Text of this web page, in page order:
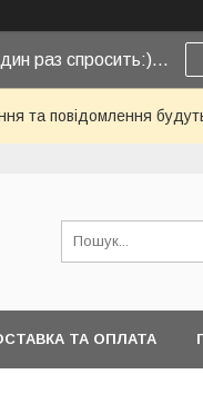
раз спросить:)...
та повідомлення
ТА ОПЛАТА